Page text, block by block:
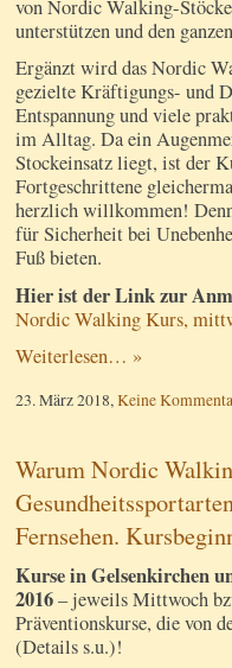
von Nordic Walking-
unterstützen und den
Ergänzt wird das Nordic
gezielte Kräftigungs- und
Entspannung und viele
im Alltag. Da ein
Stockeinsatz liegt, ist der
Fortgeschrittene
herzlich willkommen!
für Sicherheit bei
Fuß bieten.
Hier ist der Link zur
Nordic Walking Kurs,
Weiterlesen… »
23. März 2018,Keine
Warum Nordic
Fernsehen.
Kurse in Gelsenkirchen
2016– jeweils Mittwoch
Präventionskurse, die von
(Details s.u.)!